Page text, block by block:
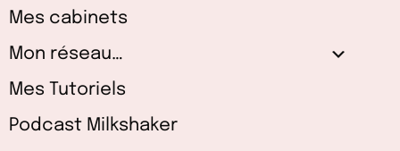
Mes cabinets
Mon réseau…
Mes Tutoriels
Podcast Milkshaker